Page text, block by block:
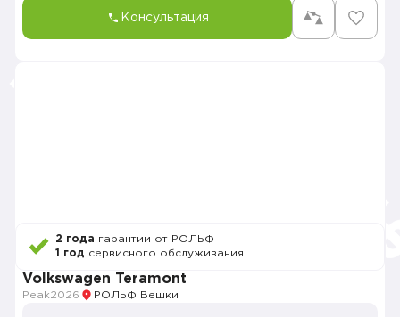
Консультация
2 года гарантии от РОЛЬФ
1 год сервисного обслуживания
Volkswagen Teramont
Peak2026 РОЛЬФ Вешки